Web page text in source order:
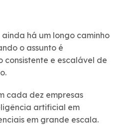
há um longo caminho
o assunto é
consistente e escalável de
cada dez empresas
artificial em
em grande escala.